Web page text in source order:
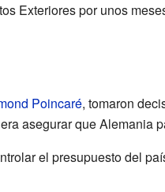
Exteriores por unos
Poincaré, tomaron
asegurar que Alemania
el presupuesto del